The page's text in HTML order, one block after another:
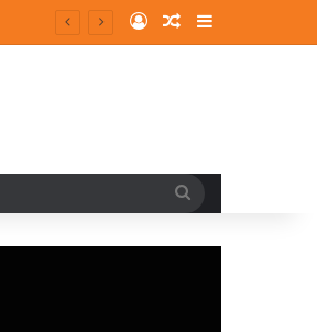
Log InRandom Article
Sidebar